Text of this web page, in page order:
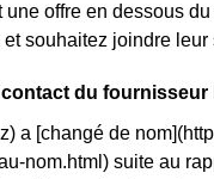
offre en dessous
souhaitez joindre
du
a [changé de
nom.html) suite au